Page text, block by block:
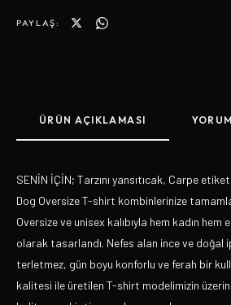
PAYLAŞ:
ÜRÜN AÇIKLAMASI
SENİN İÇİN; Tarzını yansıtıcak, Carpe
Dog Oversize T-shirt kombinlerinize
Oversize ve unisex kalıbıyla hem kadın hem
olarak tasarlandı. Nefes alan ince ve doğal
terletmez, gün boyu konforlu ve ferah bir
kalitesi ile üretilen T-shirt modelimizin